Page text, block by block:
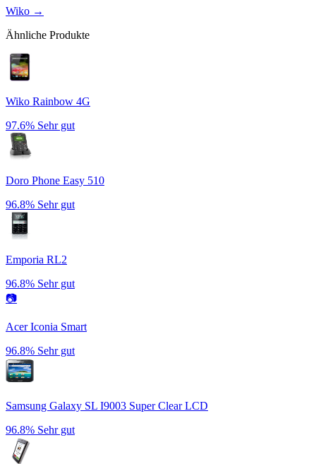
Wiko →
Ähnliche Produkte
Wiko Rainbow 4G
97.6% Sehr gut
Doro Phone Easy 510
96.8% Sehr gut
Emporia RL2
96.8% Sehr gut
📷
Acer Iconia Smart
96.8% Sehr gut
Samsung Galaxy SL I9003 Super Clear LCD
96.8% Sehr gut